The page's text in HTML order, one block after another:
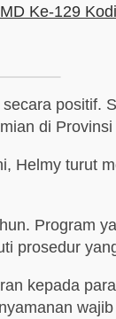
Ke-129
positif.
di
Helmy turut
Program
prosedur
kepada